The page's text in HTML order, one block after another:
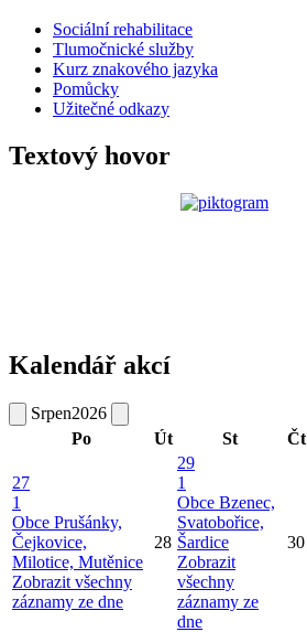
Sociální rehabilitace
Tlumočnické služby
Kurz znakového jazyka
Pomůcky
Užitečné odkazy
Textový hovor
Kalendář akcí
Srpen2026
Po
Út St Čt
27
1
Obce Prušánky,
Čejkovice,
Milotice, Mutěnice
Zobrazit všechny
záznamy ze dne
28
29
1
Obce Bzenec,
Svatobořice,
Šardice
Zobrazit
všechny
záznamy ze
dne
30